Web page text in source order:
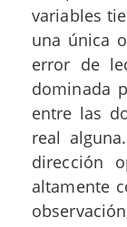
variables
una única
error de
dominada
entre las
real
dirección
altamente